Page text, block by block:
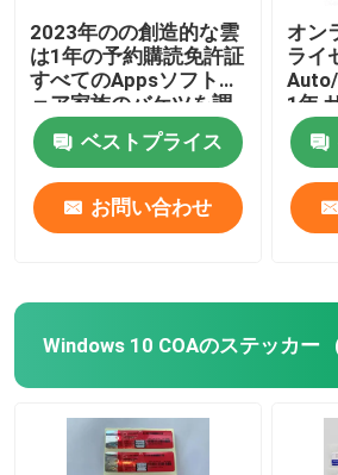
2023年のの創造的な雲
は1年の予約購読免許証
すべてのAppsソフトウ
ェア家族のバケツを調
整する
ベストプライス
お問い合わせ
オン
ライ
1年
ン
作成
Windows 10 COAのステッカー